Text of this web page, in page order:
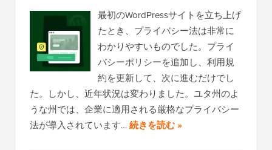
最初のWordPressサイトを立ち上げ
たとき、プライバシー法は非常に
わかりやすいものでした。プライ
バシーポリシーを追加し、利用規
約を更新して、次に進むだけでし
た。しかし、近年状況は変わりました。ユタ州のよ
うな州では、企業に適用される厳格なプライバシー
法が導入されています…続きを読む »